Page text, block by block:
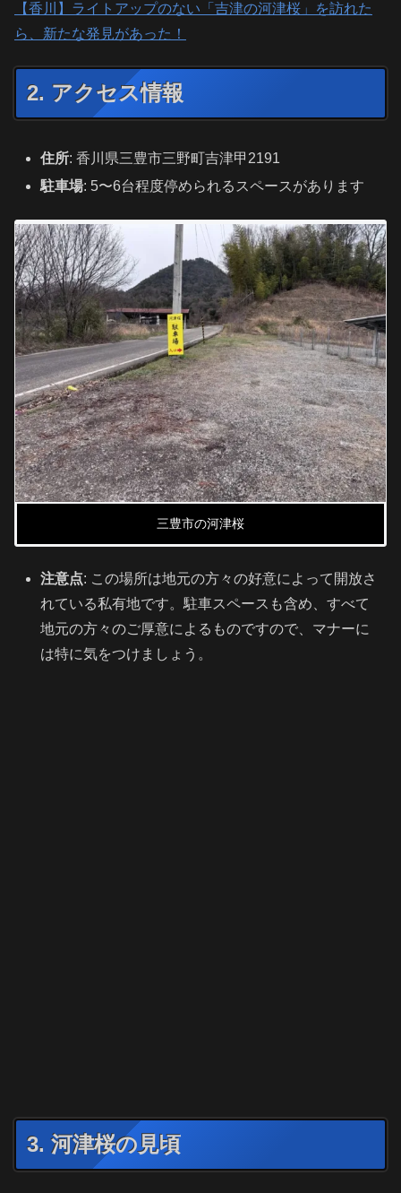
【香川】ライトアップのない「吉津の河津桜」を訪れた
ら、新たな発見があった！
2. アクセス情報
住所: 香川県三豊市三野町吉津甲2191
駐車場: 5〜6台程度停められるスペースがあります
三豊市の河津桜
注意点: この場所は地元の方々の好意によって開放さ
れている私有地です。駐車スペースも含め、すべて
地元の方々のご厚意によるものですので、マナーに
は特に気をつけましょう。
3. 河津桜の見頃